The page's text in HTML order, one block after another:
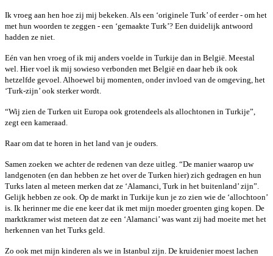
Ik vroeg aan hen hoe zij mij bekeken. Als een ‘originele Turk’ of eerder - om het
met hun woorden te zeggen - een ‘gemaakte Turk’? Een duidelijk antwoord
hadden ze niet.
Eén van hen vroeg of ik mij anders voelde in Turkije dan in België. Meestal
wel. Hier voel ik mij sowieso verbonden met België en daar heb ik ook
hetzelfde gevoel. Alhoewel bij momenten, onder invloed van de omgeving, het
‘Turk-zijn’ ook sterker wordt.
“Wij zien de Turken uit Europa ook grotendeels als allochtonen in Turkije”,
zegt een kameraad.
Raar om dat te horen in het land van je ouders.
Samen zoeken we achter de redenen van deze uitleg. “De manier waarop uw
landgenoten (en dan hebben ze het over de Turken hier) zich gedragen en hun
Turks laten al meteen merken dat ze ‘Alamanci, Turk in het buitenland’ zijn”.
Gelijk hebben ze ook. Op de markt in Turkije kun je zo zien wie de ‘allochtoon’
is. Ik herinner me die ene keer dat ik met mijn moeder groenten ging kopen. De
marktkramer wist meteen dat ze een ‘Alamanci’ was want zij had moeite met het
herkennen van het Turks geld.
Zo ook met mijn kinderen als we in Istanbul zijn. De kruidenier moest lachen